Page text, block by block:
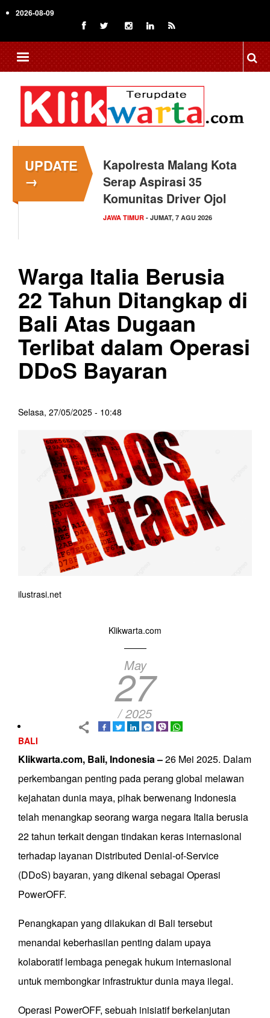
to
content
2026-08-09
UPDATE
→
Kapolresta Malang Kota
Serap Aspirasi 35
Komunitas Driver Ojol
JAWA TIMUR - JUMAT, 7 AGU 2026
Warga Italia Berusia
22 Tahun Ditangkap di
Bali Atas Dugaan
Terlibat dalam Operasi
DDoS Bayaran
Selasa, 27/05/2025 - 10:48
ilustrasi.net
Klikwarta.com
May
27
/ 2025
BALI
Klikwarta.com, Bali, Indonesia –26 Mei 2025. Dalam
perkembangan penting pada perang global melawan
kejahatan dunia maya, pihak berwenang Indonesia
telah menangkap seorang warga negara Italia berusia
22 tahun terkait dengan tindakan keras internasional
terhadap layanan Distributed Denial-of-Service
(DDoS) bayaran, yang dikenal sebagai Operasi
PowerOFF.
Penangkapan yang dilakukan di Bali tersebut
menandai keberhasilan penting dalam upaya
kolaboratif lembaga penegak hukum internasional
untuk membongkar infrastruktur dunia maya ilegal.
Operasi PowerOFF, sebuah inisiatif berkelanjutan